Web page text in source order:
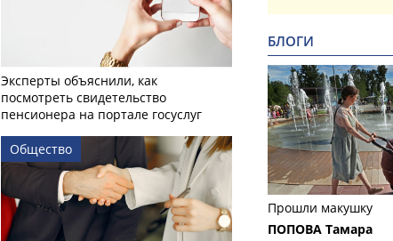
Эксперты объяснили, как
посмотреть свидетельство
пенсионера на портале госуслуг
Общество
БЛОГИ
Прошли макушку
ПОПОВА Тамара